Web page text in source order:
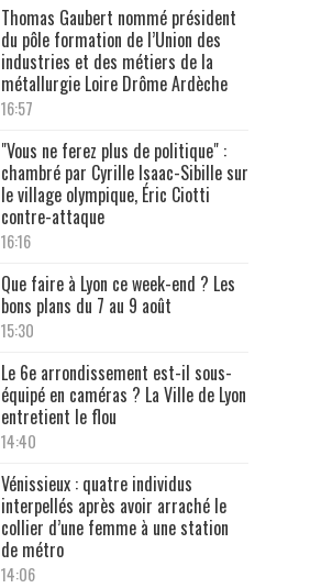
Thomas Gaubert nommé président
du pôle formation de l’Union des
industries et des métiers de la
métallurgie Loire Drôme Ardèche
16:57
"Vous ne ferez plus de politique" :
chambré par Cyrille Isaac-Sibille sur
le village olympique, Éric Ciotti
contre-attaque
16:16
Que faire à Lyon ce week-end ? Les
bons plans du 7 au 9 août
15:30
Le 6e arrondissement est-il sous-
équipé en caméras ? La Ville de Lyon
entretient le flou
14:40
Vénissieux : quatre individus
interpellés après avoir arraché le
collier d’une femme à une station
de métro
14:06